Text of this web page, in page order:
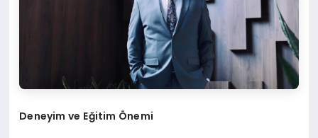
Deneyim ve Eğitim Önemi